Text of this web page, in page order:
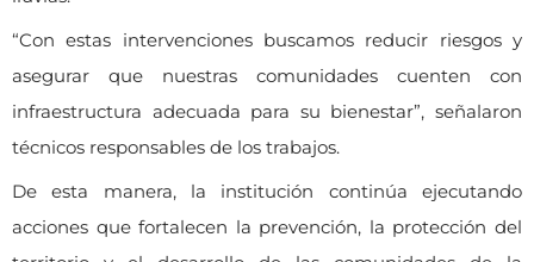
“Con estas intervenciones buscamos reducir riesgos y
asegurar que nuestras comunidades cuenten con
infraestructura adecuada para su bienestar”, señalaron
técnicos responsables de los trabajos.
De esta manera, la institución continúa ejecutando
acciones que fortalecen la prevención, la protección del